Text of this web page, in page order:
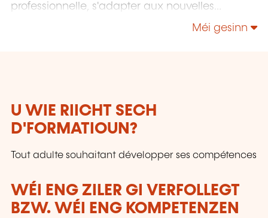
professionnelle, s'adapter aux nouvelles
technologies, enrichir leur culture personnelle...
Méi gesinn
U WIE RIICHT SECH
D'FORMATIOUN?
Tout adulte souhaitant développer ses compétences
WÉI ENG ZILER GI VERFOLLEGT
BZW. WÉI ENG KOMPETENZEN